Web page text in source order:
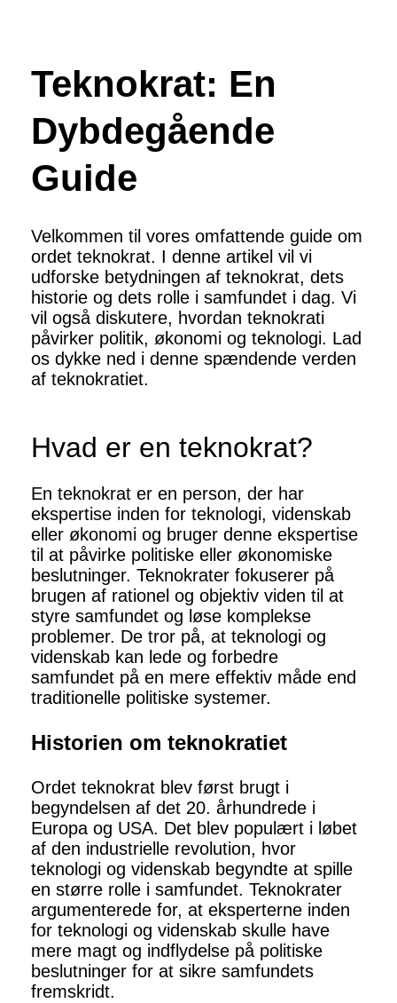
Teknokrat: En
Dybdegående
Guide
Velkommen til vores omfattende guide om
ordet teknokrat. I denne artikel vil vi
udforske betydningen af teknokrat, dets
historie og dets rolle i samfundet i dag. Vi
vil også diskutere, hvordan teknokrati
påvirker politik, økonomi og teknologi. Lad
os dykke ned i denne spændende verden
af teknokratiet.
Hvad er en teknokrat?
En teknokrat er en person, der har
ekspertise inden for teknologi, videnskab
eller økonomi og bruger denne ekspertise
til at påvirke politiske eller økonomiske
beslutninger. Teknokrater fokuserer på
brugen af ​​rationel og objektiv viden til at
styre samfundet og løse komplekse
problemer. De tror på, at teknologi og
videnskab kan lede og forbedre
samfundet på en mere effektiv måde end
traditionelle politiske systemer.
Historien om teknokratiet
Ordet teknokrat blev først brugt i
begyndelsen af ​​det 20. århundrede i
Europa og USA. Det blev populært i løbet
af den industrielle revolution, hvor
teknologi og videnskab begyndte at spille
en større rolle i samfundet. Teknokrater
argumenterede for, at eksperterne inden
for teknologi og videnskab skulle have
mere magt og indflydelse på politiske
beslutninger for at sikre samfundets
fremskridt.